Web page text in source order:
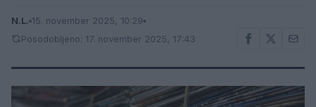
N.L. 15. november 2025, 10:29
Posodobljeno: 17. november 2025, 17:43